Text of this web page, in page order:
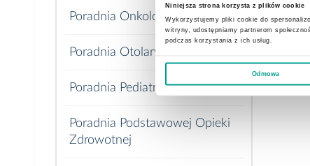
Niniejsza strona korzysta z plików cookie
Wykorzystujemy pliki cookie do
witryny, udostępniamy partnerom
podczas korzystania z ich usług.
Odmowa
Poradnia Onkologiczna
Poradnia Otolaryngologiczna
Poradnia Pediatryczna
Poradnia Podstawowej Opieki
Zdrowotnej